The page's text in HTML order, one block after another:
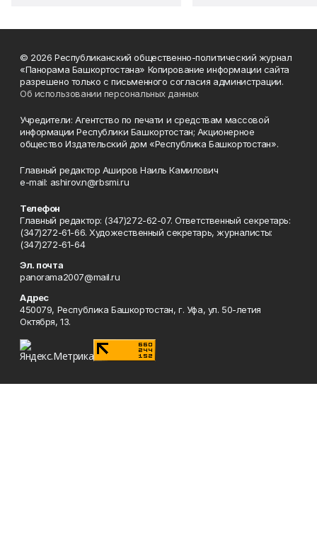
© 2026 Республиканский общественно-политический журнал
«Панорама Башкортостана» Копирование информации сайта
разрешено только с письменного согласия администрации.
Об использовании персональных данных
Учредители: Агентство по печати и средствам массовой
информации Республики Башкортостан; Акционерное
общество Издательский дом «Республика Башкортостан».
Главный редактор Аширов Наиль Камилович
e-mail: ashirov.n@rbsmi.ru
Телефон
Главный редактор: (347)272-62-07. Ответственный секретарь:
(347)272-61-66. Художественный секретарь, журналисты:
(347)272-61-64
Эл. почта
panorama2007@mail.ru
Адрес
450079, Республика Башкортостан, г. Уфа, ул. 50-летия
Октября, 13.